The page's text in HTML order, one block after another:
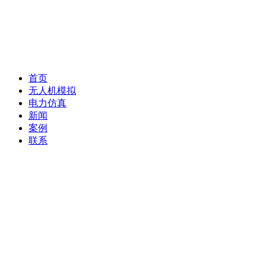
首页
无人机模拟
电力仿真
新闻
案例
联系